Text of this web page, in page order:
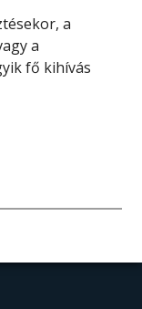
a
a
fő kihívás